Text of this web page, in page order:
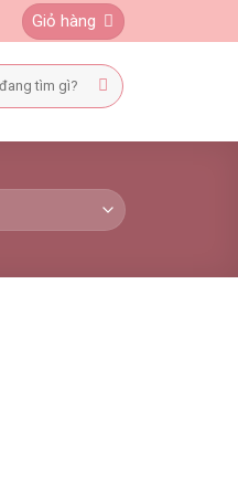
Giỏ hàng